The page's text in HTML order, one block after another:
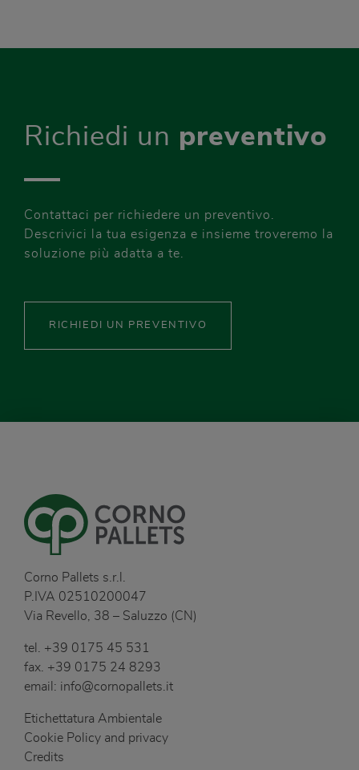
Richiedi un preventivo
Contattaci per richiedere un preventivo.
Descrivici la tua esigenza e insieme troveremo la
soluzione più adatta a te.
RICHIEDI UN PREVENTIVO
Corno Pallets s.r.l.
P.IVA 02510200047
Via Revello, 38 – Saluzzo (CN)
tel. +39 0175 45 531
fax. +39 0175 24 8293
email: info@cornopallets.it
Etichettatura Ambientale
Cookie Policy and privacy
Credits